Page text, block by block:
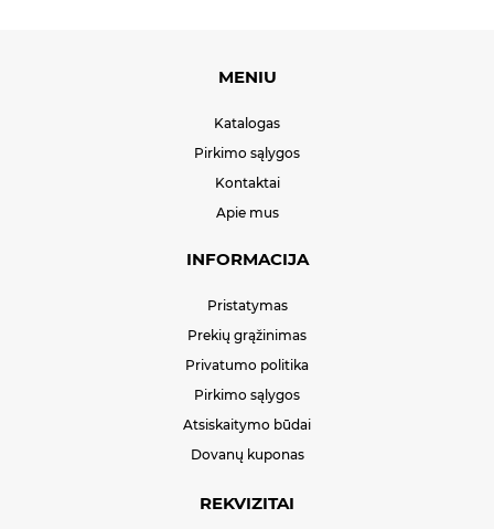
MENIU
Katalogas
Pirkimo sąlygos
Kontaktai
Apie mus
INFORMACIJA
Pristatymas
Prekių grąžinimas
Privatumo politika
Pirkimo sąlygos
Atsiskaitymo būdai
Dovanų kuponas
REKVIZITAI